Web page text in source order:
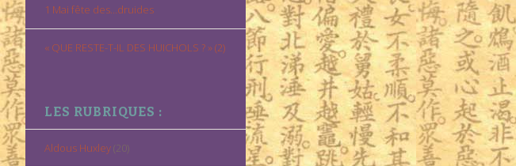
1 Mai fête des…druides
« QUE RESTE-T-IL DES HUICHOLS ? » (2)
LES RUBRIQUES :
Aldous Huxley(20)